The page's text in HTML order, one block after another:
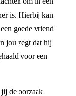
is. Hierbij kan
goede vriend
jou zegt dat hij
voor een
jij de oorzaak